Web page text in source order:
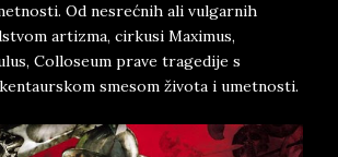
Od nesrećnih ali vulgarnih
artizma, cirkusi Maximus,
Colloseum prave tragedije s
smesom života i umetnosti.